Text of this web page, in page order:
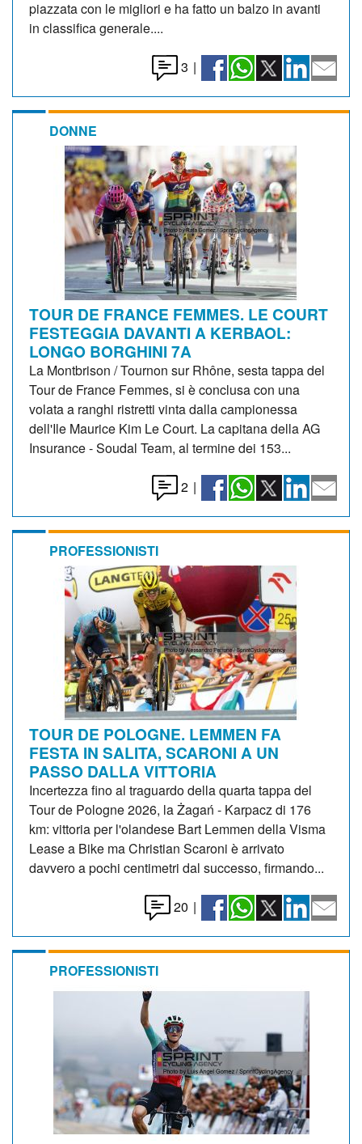
piazzata con le migliori e ha fatto un balzo in avanti
in classifica generale....
3 |
DONNE
TOUR DE FRANCE FEMMES. LE COURT
FESTEGGIA DAVANTI A KERBAOL:
LONGO BORGHINI 7A
La Montbrison / Tournon sur Rhône, sesta tappa del
Tour de France Femmes, si è conclusa con una
volata a ranghi ristretti vinta dalla campionessa
dell'Ile Maurice Kim Le Court. La capitana della AG
Insurance - Soudal Team, al termine dei 153...
2 |
PROFESSIONISTI
TOUR DE POLOGNE. LEMMEN FA
FESTA IN SALITA, SCARONI A UN
PASSO DALLA VITTORIA
Incertezza fino al traguardo della quarta tappa del
Tour de Pologne 2026, la Żagań - Karpacz di 176
km: vittoria per l'olandese Bart Lemmen della Visma
Lease a Bike ma Christian Scaroni è arrivato
davvero a pochi centimetri dal successo, firmando...
20 |
PROFESSIONISTI